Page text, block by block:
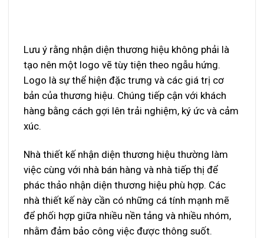
Lưu ý rằng nhận diện thương hiệu không phải là
tạo nên một logo vẽ tùy tiện theo ngẫu hứng.
Logo là sự thể hiện đặc trưng và các giá trị cơ
bản của thương hiệu. Chúng tiếp cận với khách
hàng bằng cách gợi lên trải nghiệm, ký ức và cảm
xúc.
Nhà thiết kế nhận diện thương hiệu thường làm
việc cùng với nhà bán hàng và nhà tiếp thị để
phác thảo nhận diện thương hiệu phù hợp. Các
nhà thiết kế này cần có những cá tính mạnh mẽ
để phối hợp giữa nhiều nền tảng và nhiều nhóm,
nhằm đảm bảo công việc được thông suốt.